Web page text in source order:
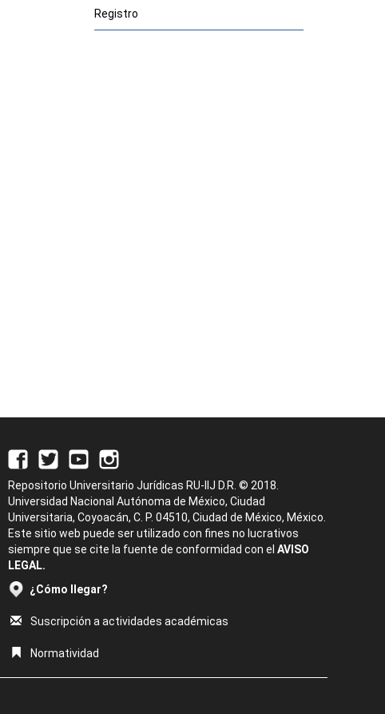
Registro
Repositorio Universitario Jurídicas RU-IIJ D.R. © 2018.
Universidad Nacional Autónoma de México, Ciudad
Universitaria, Coyoacán, C. P. 04510, Ciudad de México, México.
Este sitio web puede ser utilizado con fines no lucrativos
siempre que se cite la fuente de conformidad con el AVISO
LEGAL.
¿Cómo llegar?
Suscripción a actividades académicas
Normatividad